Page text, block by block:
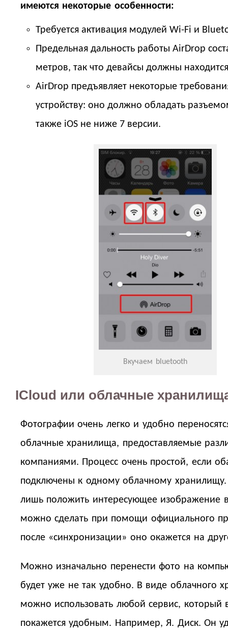
имеются некоторые особенности:
Требуется активация модулей Wi-Fi и
Предельная дальность работы AirDrop
метров, так что девайсы должны
AirDrop предъявляет некоторые
устройству: оно должно обладать
также iOS не ниже 7 версии.
Вкучаем bluetooth
ICloud или облачные
Фотографии очень легко и удобно
облачные хранилища, предоставляемые
компаниями. Процесс очень простой, если
подключены к одному облачному хранилищу.
лишь положить интересующее изображение
можно сделать при помощи официального
после «синхронизации» оно окажется на
Можно изначально перенести фото на
будет уже не так удобно. В виде облачного
можно использовать любой сервис, который
покажется удобным. Например, Я. Диск. Он